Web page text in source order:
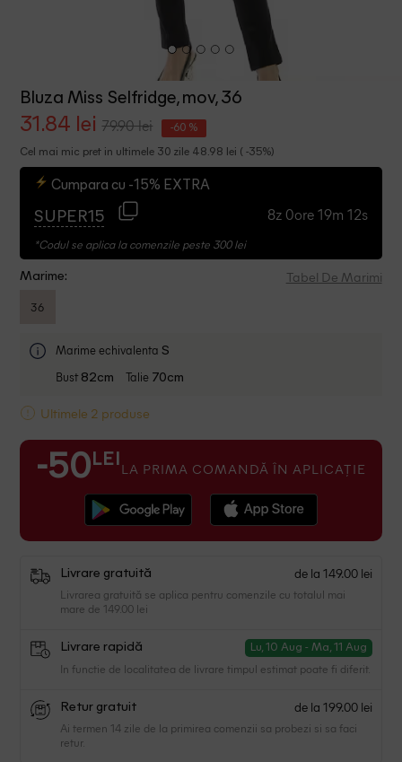
Bluza Miss Selfridge, mov, 36
31.84 lei 79.90 lei -60 %
Cel mai mic pret in ultimele 30 zile 48.98 lei ( -35%)
Cumpara cu -15% EXTRA
SUPER15 8z 0ore 19m 12s
*Codul se aplica la comenzile peste 300 lei
Marime: Tabel De Marimi
36
Marime echivalenta S
Bust 82cm Talie 70cm
Ultimele 2 produse
-50 LEI LA PRIMA COMANDĂ ÎN APLICAȚIE
Livrare gratuită de la 149.00 lei
Livrarea gratuită se aplica pentru comenzile cu totalul mai
mare de 149.00 lei
Livrare rapidă Lu, 10 Aug - Ma, 11 Aug
In functie de localitatea de livrare timpul estimat poate fi diferit.
Retur gratuit de la 199.00 lei
Ai termen 14 zile de la primirea comenzii sa probezi si sa faci
retur.